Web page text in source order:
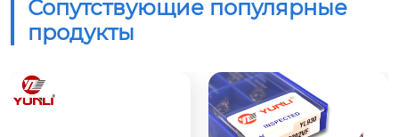
Сопутствующие популярные
продукты